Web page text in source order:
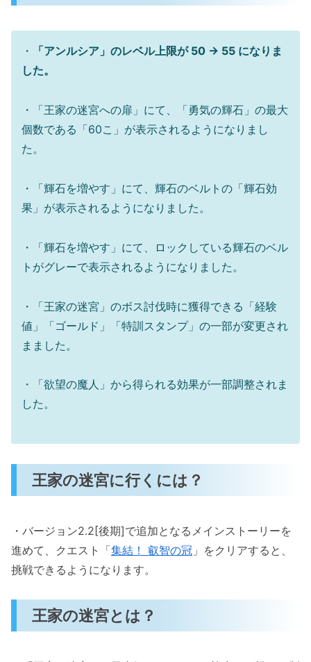
・
「アンルシア」のレベル上限が 50 → 55 になりま
した。
・「王家の迷宮への扉」にて、「勇気の輝石」の最大
個数である「60こ」が表示されるようになりまし
た。
・「輝石を増やす」にて、輝石のベルトの「輝石効
果」が表示されるようになりました。
・「輝石を増やす」にて、ロックしている輝石のベル
トがグレーで表示されるようになりました。
・「王家の迷宮」のボス討伐時に獲得できる「経験
値」「ゴールド」「特訓スタンプ」の一部が変更され
まました。
・「欲望の魔人」から得られる効果が一部調整されま
した。
王家の迷宮に行くには？
・バージョン2.2[後期]で追加となるメインストーリーを
進めて、クエスト「集結！ 叡智の冠 」をクリアすると、
挑戦できるようになります。
王家の迷宮とは？